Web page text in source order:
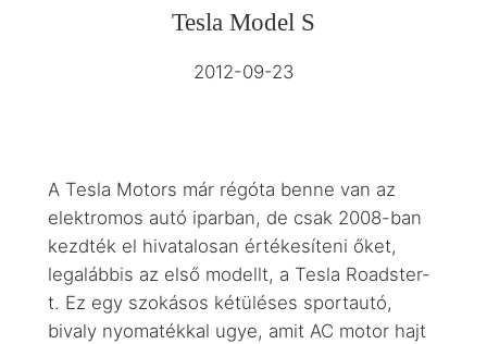
Tesla Model S
2012-09-23
A Tesla Motors már régóta benne van az
elektromos autó iparban, de csak 2008-ban
kezdték el hivatalosan értékesíteni őket,
legalábbis az első modellt, a Tesla Roadster-
t. Ez egy szokásos kétüléses sportautó,
bivaly nyomatékkal ugye, amit AC motor hajt